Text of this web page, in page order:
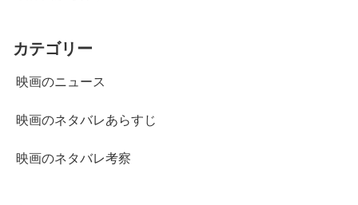
カテゴリー
映画のニュース
映画のネタバレあらすじ
映画のネタバレ考察